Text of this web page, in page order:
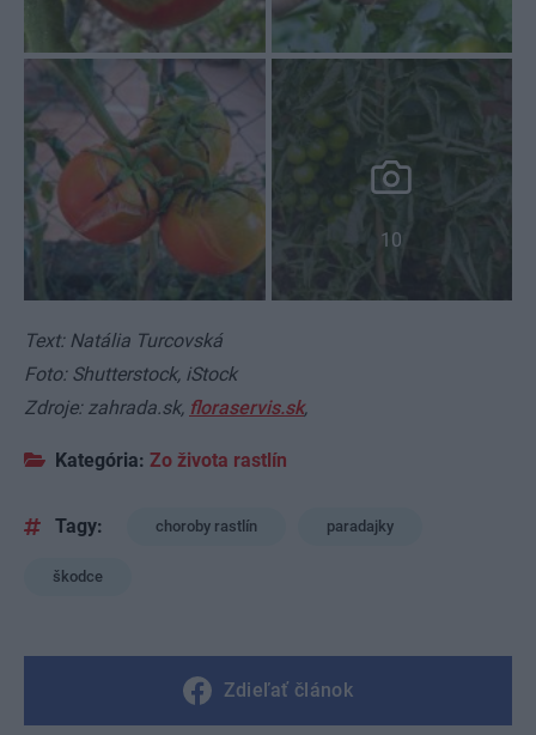
10
Text: Natália Turcovská
Foto: Shutterstock, iStock
Zdroje: zahrada.sk, floraservis.sk,
Kategória: Zo života rastlín
Tagy: choroby rastlín paradajky
škodce
Zdieľať článok